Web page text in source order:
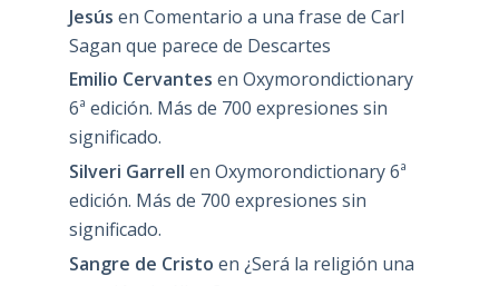
Jesús en Comentario a una frase de Carl
Sagan que parece de Descartes
Emilio Cervantes en Oxymorondictionary
6ª edición. Más de 700 expresiones sin
significado.
Silveri Garrell en Oxymorondictionary 6ª
edición. Más de 700 expresiones sin
significado.
Sangre de Cristo en ¿Será la religión una